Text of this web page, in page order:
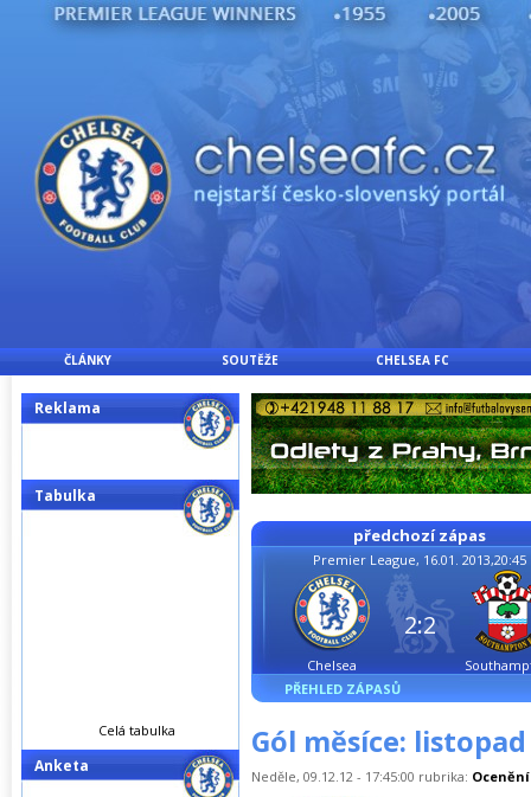
ČLÁNKY SOUTĚŽE CHELSEA FC
předchozí zápas
Premier League, 16.01. 2013,20:45
Chelsea
2:2
PŘEHLED ZÁPASŮ
Gól měsíce: listopad
Neděle, 09.12.12 - 17:45:00 rubrika: Ocenění
Reklama
Tabulka
Celá tabulka
Anketa